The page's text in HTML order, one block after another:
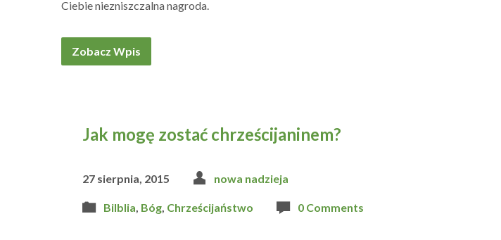
Ciebie niezniszczalna nagroda.
Zobacz Wpis
Jak mogę zostać chrześcijaninem?
27 sierpnia, 2015 nowa nadzieja
Bilblia, Bóg, Chrześcijaństwo 0 Comments